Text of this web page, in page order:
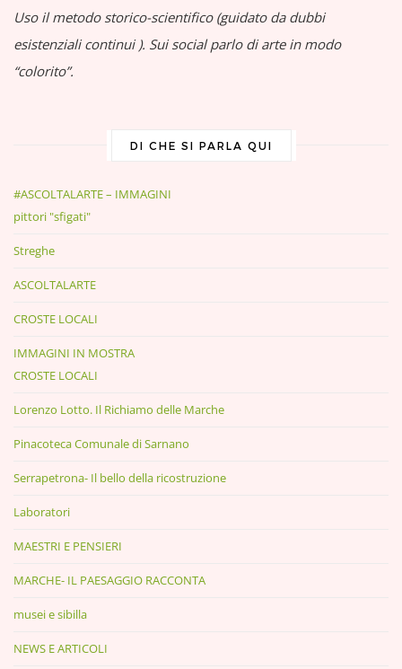
Uso il metodo storico-scientifico (guidato da dubbi
esistenziali continui ). Sui social parlo di arte in modo
“colorito”.
DI CHE SI PARLA QUI
#ASCOLTALARTE – IMMAGINI
pittori "sfigati"
Streghe
ASCOLTALARTE
CROSTE LOCALI
IMMAGINI IN MOSTRA
CROSTE LOCALI
Lorenzo Lotto. Il Richiamo delle Marche
Pinacoteca Comunale di Sarnano
Serrapetrona- Il bello della ricostruzione
Laboratori
MAESTRI E PENSIERI
MARCHE- IL PAESAGGIO RACCONTA
musei e sibilla
NEWS E ARTICOLI